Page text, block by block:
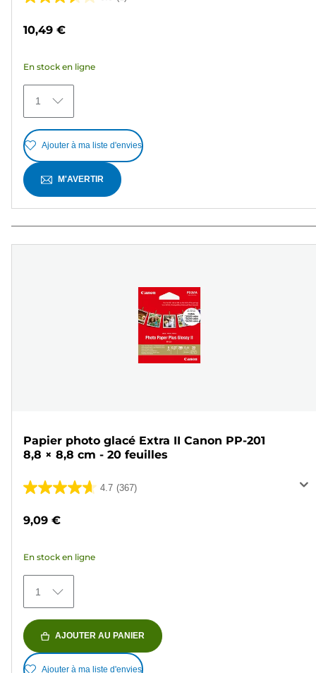
3.5
5
2
avis
10,49 €
En stock en ligne
1
Ajouter à ma liste d'envies
M'AVERTIR
Papier photo glacé Extra II Canon PP-201
8,8 × 8,8 cm - 20 feuilles
4.7 (367)
4.7
5
367
avis
9,09 €
En stock en ligne
1
AJOUTER AU PANIER
Ajouter à ma liste d'envies